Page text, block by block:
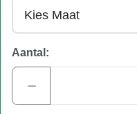
Aantal: